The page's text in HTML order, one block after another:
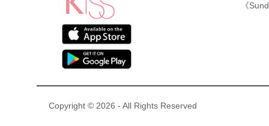
《
Copyright © 2026 - All Rights Reserved